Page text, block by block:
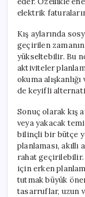
elektrik
Kış aylarında
geçirilen
yükseltebilir. Bu
aktiviteler
okuma
de keyifli
Sonuç olarak kış
veya yakacak
bilinçli bir bütçe
planlaması,
rahat geçirilebilir.
için erken
tutmak büyük
tasarruflar, uzun